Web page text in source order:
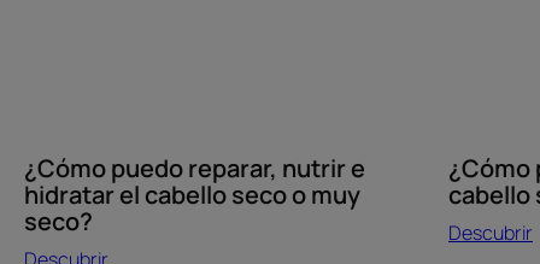
¿Cómo puedo reparar, nutrir e
hidratar el cabello seco o muy
seco?
¿Cómo
cabello
Descubrir